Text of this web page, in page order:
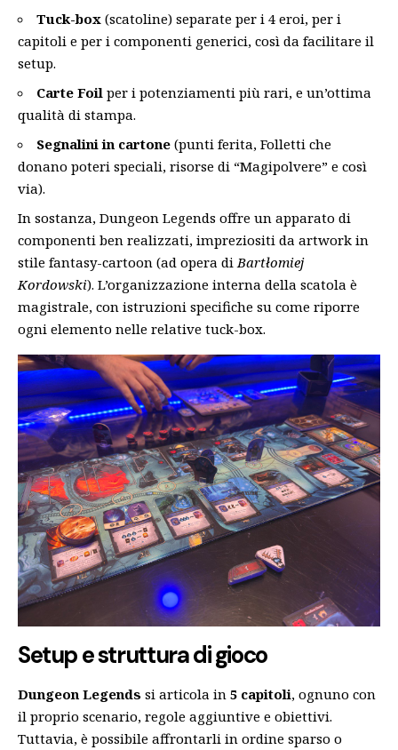
Tuck-box (scatoline) separate per i 4 eroi, per i
capitoli e per i componenti generici, così da facilitare il
setup.
Carte Foil per i potenziamenti più rari, e un’ottima
qualità di stampa.
Segnalini in cartone (punti ferita, Folletti che
donano poteri speciali, risorse di “Magipolvere” e così
via).
In sostanza, Dungeon Legends offre un apparato di
componenti ben realizzati, impreziositi da artwork in
stile fantasy-cartoon (ad opera diBartłomiej
Kordowski). L’organizzazione interna della scatola è
magistrale, con istruzioni specifiche su come riporre
ogni elemento nelle relative tuck-box.
Setup e struttura di gioco
Dungeon Legends si articola in 5 capitoli, ognuno con
il proprio scenario, regole aggiuntive e obiettivi.
Tuttavia, è possibile affrontarli in ordine sparso o